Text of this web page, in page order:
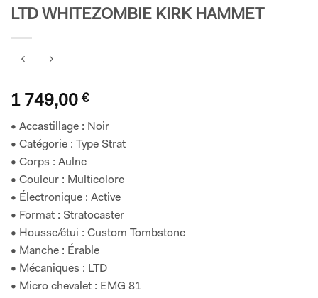
LTD WHITEZOMBIE KIRK HAMMET
1 749,00 €
• Accastillage : Noir
• Catégorie : Type Strat
• Corps : Aulne
• Couleur : Multicolore
• Électronique : Active
• Format : Stratocaster
• Housse/étui : Custom Tombstone
• Manche : Érable
• Mécaniques : LTD
• Micro chevalet : EMG 81